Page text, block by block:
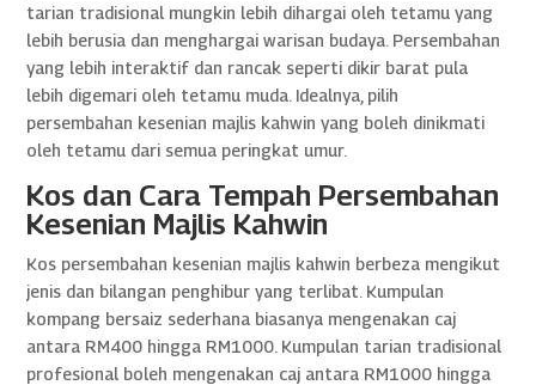
tarian tradisional mungkin lebih dihargai oleh tetamu yang
lebih berusia dan menghargai warisan budaya. Persembahan
yang lebih interaktif dan rancak seperti dikir barat pula
lebih digemari oleh tetamu muda. Idealnya, pilih
persembahan kesenian majlis kahwin yang boleh dinikmati
oleh tetamu dari semua peringkat umur.
Kos dan Cara Tempah Persembahan
Kesenian Majlis Kahwin
Kos persembahan kesenian majlis kahwin berbeza mengikut
jenis dan bilangan penghibur yang terlibat. Kumpulan
kompang bersaiz sederhana biasanya mengenakan caj
antara RM400 hingga RM1000. Kumpulan tarian tradisional
profesional boleh mengenakan caj antara RM1000 hingga